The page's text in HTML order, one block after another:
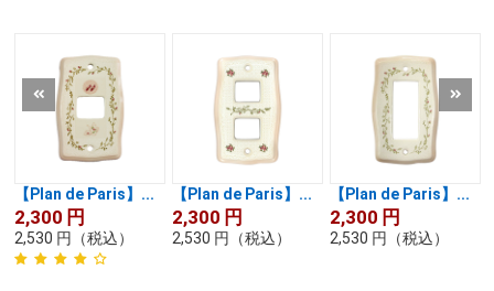
【Plan de Paris】...
2,300 円
2,530 円 （税込）
【Plan de Paris】...
2,300 円
2,530 円 （税込）
【Plan de Paris】...
2,300 円
2,530 円 （税込）